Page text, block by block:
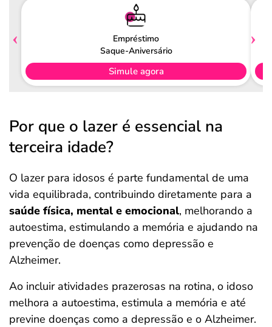
Empréstimo
Saque-Aniversário
Simule agora
Por que o lazer é essencial na
terceira idade?
O lazer para idosos é parte fundamental de uma
vida equilibrada, contribuindo diretamente para a
saúde física, mental e emocional, melhorando a
autoestima, estimulando a memória e ajudando na
prevenção de doenças como depressão e
Alzheimer.
Ao incluir atividades prazerosas na rotina, o idoso
melhora a autoestima, estimula a memória e até
previne doenças como a depressão e o Alzheimer.